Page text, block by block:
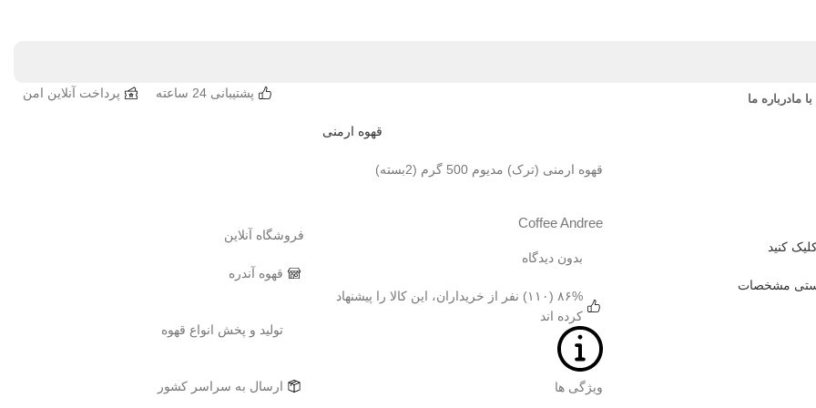
مادرباره ما پشتیبانی 24 ساعته پرداخت آنلاین امن
قهوه ارمنی
قهوه ارمنی (ترک) مدیوم 500 گرم (2بسته)
کنید
مشخصات
Coffee Andree
بدون دیدگاه
۸۶% (۱۱۰) نفر از خریداران، این کالا را پیشنهاد
کرده اند
ویژگی ها
فروشگاه آنلاین
قهوه آندره
توليد و پخش انواع قهوه
ارسال به سراسر کشور